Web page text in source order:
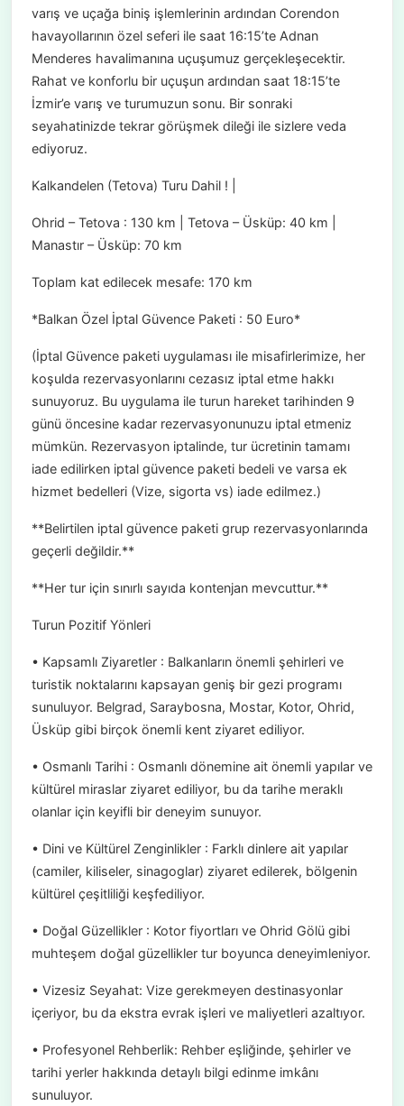
varış ve uçağa biniş işlemlerinin ardından Corendon
havayollarının özel seferi ile saat 16:15’te Adnan
Menderes havalimanına uçuşumuz gerçekleşecektir.
Rahat ve konforlu bir uçuşun ardından saat 18:15’te
İzmir’e varış ve turumuzun sonu. Bir sonraki
seyahatinizde tekrar görüşmek dileği ile sizlere veda
ediyoruz.
Kalkandelen (Tetova) Turu Dahil ! |
Ohrid – Tetova : 130 km | Tetova – Üsküp: 40 km |
Manastır – Üsküp: 70 km
Toplam kat edilecek mesafe: 170 km
*Balkan Özel İptal Güvence Paketi : 50 Euro*
(İptal Güvence paketi uygulaması ile misafirlerimize, her
koşulda rezervasyonlarını cezasız iptal etme hakkı
sunuyoruz. Bu uygulama ile turun hareket tarihinden 9
günü öncesine kadar rezervasyonunuzu iptal etmeniz
mümkün. Rezervasyon iptalinde, tur ücretinin tamamı
iade edilirken iptal güvence paketi bedeli ve varsa ek
hizmet bedelleri (Vize, sigorta vs) iade edilmez.)
**Belirtilen iptal güvence paketi grup rezervasyonlarında
geçerli değildir.**
**Her tur için sınırlı sayıda kontenjan mevcuttur.**
Turun Pozitif Yönleri
• Kapsamlı Ziyaretler : Balkanların önemli şehirleri ve
turistik noktalarını kapsayan geniş bir gezi programı
sunuluyor. Belgrad, Saraybosna, Mostar, Kotor, Ohrid,
Üsküp gibi birçok önemli kent ziyaret ediliyor.
• Osmanlı Tarihi : Osmanlı dönemine ait önemli yapılar ve
kültürel miraslar ziyaret ediliyor, bu da tarihe meraklı
olanlar için keyifli bir deneyim sunuyor.
• Dini ve Kültürel Zenginlikler : Farklı dinlere ait yapılar
(camiler, kiliseler, sinagoglar) ziyaret edilerek, bölgenin
kültürel çeşitliliği keşfediliyor.
• Doğal Güzellikler : Kotor fiyortları ve Ohrid Gölü gibi
muhteşem doğal güzellikler tur boyunca deneyimleniyor.
• Vizesiz Seyahat: Vize gerekmeyen destinasyonlar
içeriyor, bu da ekstra evrak işleri ve maliyetleri azaltıyor.
• Profesyonel Rehberlik: Rehber eşliğinde, şehirler ve
tarihi yerler hakkında detaylı bilgi edinme imkânı
sunuluyor.